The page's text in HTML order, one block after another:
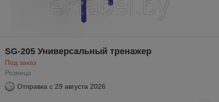
SG-205 Универсальный тренажер
Под заказ
Розница
Отправка с 29 августа 2026